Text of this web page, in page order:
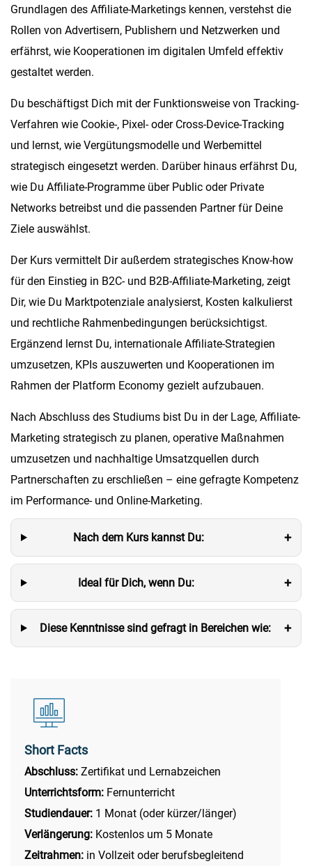
Grundlagen des Affiliate-Marketings kennen, verstehst die
Rollen von Advertisern, Publishern und Netzwerken und
erfährst, wie Kooperationen im digitalen Umfeld effektiv
gestaltet werden.
Du beschäftigst Dich mit der Funktionsweise von Tracking-
Verfahren wie Cookie-, Pixel- oder Cross-Device-Tracking
und lernst, wie Vergütungsmodelle und Werbemittel
strategisch eingesetzt werden. Darüber hinaus erfährst Du,
wie Du Affiliate-Programme über Public oder Private
Networks betreibst und die passenden Partner für Deine
Ziele auswählst.
Der Kurs vermittelt Dir außerdem strategisches Know-how
für den Einstieg in B2C- und B2B-Affiliate-Marketing, zeigt
Dir, wie Du Marktpotenziale analysierst, Kosten kalkulierst
und rechtliche Rahmenbedingungen berücksichtigst.
Ergänzend lernst Du, internationale Affiliate-Strategien
umzusetzen, KPIs auszuwerten und Kooperationen im
Rahmen der Platform Economy gezielt aufzubauen.
Nach Abschluss des Studiums bist Du in der Lage, Affiliate-
Marketing strategisch zu planen, operative Maßnahmen
umzusetzen und nachhaltige Umsatzquellen durch
Partnerschaften zu erschließen – eine gefragte Kompetenz
im Performance- und Online-Marketing.
Nach dem Kurs kannst Du: +
Ideal für Dich, wenn Du: +
Diese Kenntnisse sind gefragt in Bereichen wie: +
Short Facts
Abschluss: Zertifikat und Lernabzeichen
Unterrichtsform: Fernunterricht
Studiendauer: 1 Monat (oder kürzer/länger)
Verlängerung: Kostenlos um 5 Monate
Zeitrahmen: in Vollzeit oder berufsbegleitend